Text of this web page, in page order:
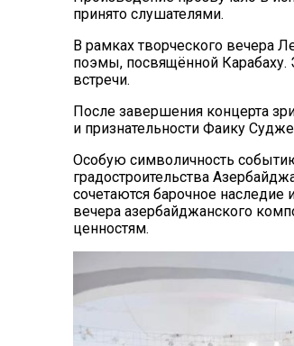
принято слушателями.
В рамках творческого вечера
поэмы, посвящённой Карабаху.
встречи.
После завершения концерта
и признательности Фаику
Особую символичность
градостроительства
сочетаются барочное
вечера азербайджанского
ценностям.